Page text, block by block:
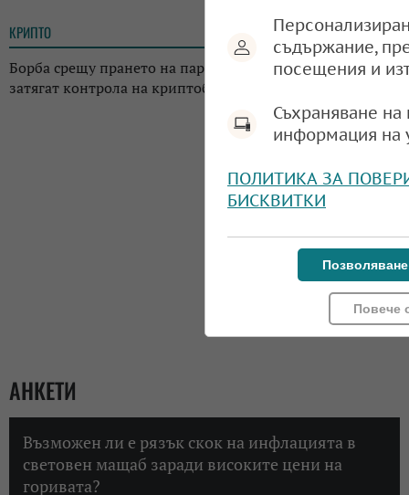
КРИПТО 13:02
Борба срещу прането на пари: Регулаторите в Япония
затягат контрола на криптоборсите в страната
АНКЕТИ
Възможен ли е рязък скок на инфлацията в
световен мащаб заради високите цени на
горивата?
съдържание,
посещения и
Съхраняване
информация на
ПОЛИТИКА ЗА
БИСКВИТКИ
Повече